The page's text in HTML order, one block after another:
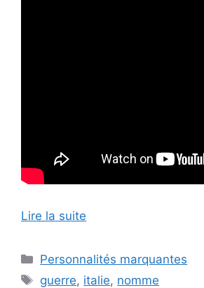
Lire la suite
Catégories
Personnalités marquantes
Étiquettes
guerre, italie, nomme